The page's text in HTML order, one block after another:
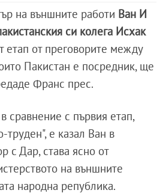
на външните работи Ван И
си колега Исхак
етап от преговорите между
Пакистан е посредник, ще
Франс прес.
сравнение с първия етап,
труден", е казал Ван в
с Дар, става ясно от
на външните
народна република.